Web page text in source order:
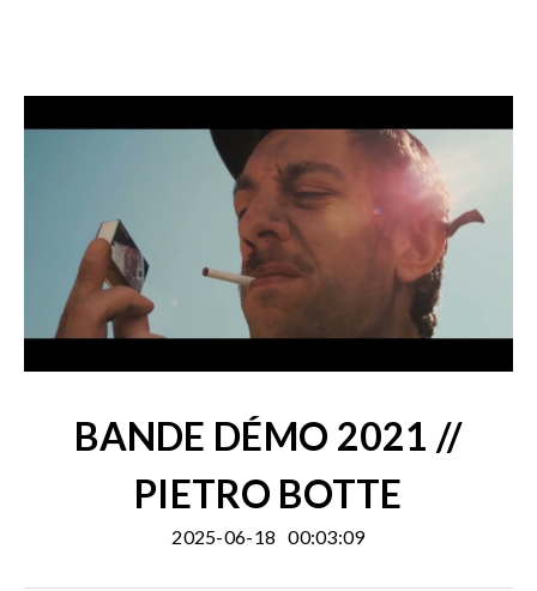
BANDE DÉMO 2021 //
PIETRO BOTTE
2025-06-18 00:03:09